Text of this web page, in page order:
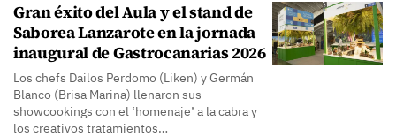
Gran éxito del Aula y el stand de
Saborea Lanzarote en la jornada
inaugural de Gastrocanarias 2026
Los chefs Dailos Perdomo (Liken) y Germán
Blanco (Brisa Marina) llenaron sus
showcookings con el ‘homenaje’ a la cabra y
los creativos tratamientos…